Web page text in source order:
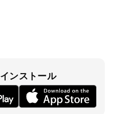
インストール